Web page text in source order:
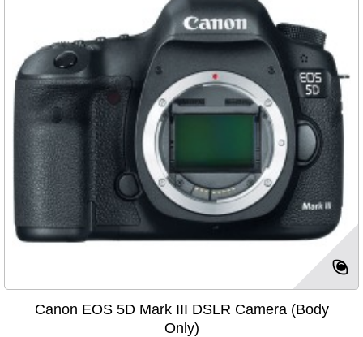
Canon EOS 5D Mark III DSLR Camera (Body
Only)